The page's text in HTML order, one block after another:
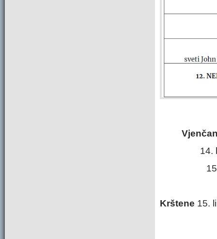
14.
Krštene 15.